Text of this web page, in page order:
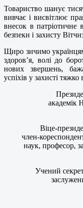
Товариство шанує
вивчає і висвітлює
внесок в патріотичне
безпеки і захисту
Щиро зичимо
здоров’я, волі до
нових звершень,
успіхів у захисті
академік
Віце-
член-
наук, професор,
Учений